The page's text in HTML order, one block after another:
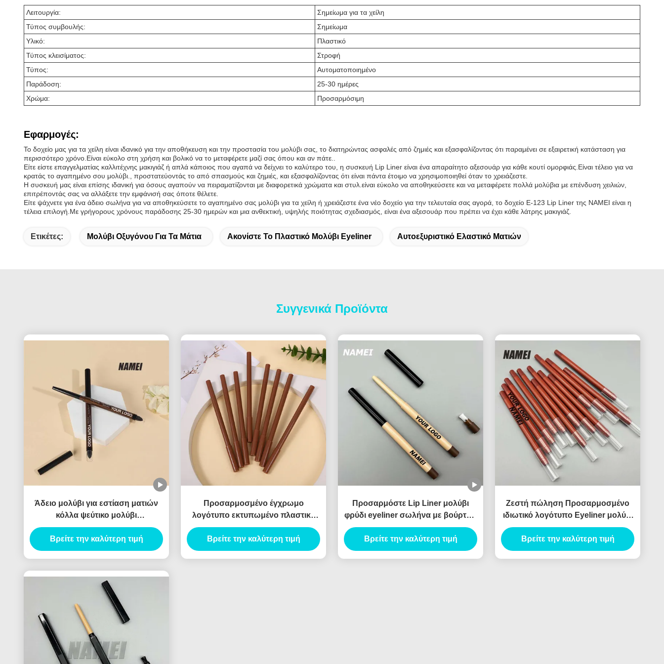
Λειτουργία:
Σημείωμα για τα χείλη
Τύπος συμβουλής:
Σημείωμα
Υλικό:
Πλαστικό
Τύπος κλεισίματος:
Στροφή
Τύπος:
Αυτοματοποιημένο
Παράδοση:
25-30 ημέρες
Χρώμα:
Προσαρμόσιμη
Εφαρμογές:
Το δοχείο μας για τα χείλη είναι ιδανικό για την αποθήκευση και την προστασία του μολύβι σας, το διατηρώντας ασφαλές από ζημιές και εξασφαλίζοντας ότι παραμένει σε εξαιρετική κατάσταση για
περισσότερο χρόνο.Είναι εύκολο στη χρήση και βολικό να το μεταφέρετε μαζί σας όπου και αν πάτε..
Είτε είστε επαγγελματίας καλλιτέχνης μακιγιάζ ή απλά κάποιος που αγαπά να δείχνει το καλύτερο του, η συσκευή Lip Liner είναι ένα απαραίτητο αξεσουάρ για κάθε κουτί ομορφιάς.Είναι τέλειο για να
κρατάς το αγαπημένο σου μολύβι., προστατεύοντάς το από σπασμούς και ζημιές, και εξασφαλίζοντας ότι είναι πάντα έτοιμο να χρησιμοποιηθεί όταν το χρειάζεστε.
Η συσκευή μας είναι επίσης ιδανική για όσους αγαπούν να πειραματίζονται με διαφορετικά χρώματα και στυλ.είναι εύκολο να αποθηκεύσετε και να μεταφέρετε πολλά μολύβια με επένδυση χειλιών,
επιτρέποντάς σας να αλλάξετε την εμφάνισή σας όποτε θέλετε.
Είτε ψάχνετε για ένα άδειο σωλήνα για να αποθηκεύσετε το αγαπημένο σας μολύβι για τα χείλη ή χρειάζεστε ένα νέο δοχείο για την τελευταία σας αγορά, το δοχείο E-123 Lip Liner της NAMEI είναι η
τέλεια επιλογή.Με γρήγορους χρόνους παράδοσης 25-30 ημερών και μια ανθεκτική, υψηλής ποιότητας σχεδιασμός, είναι ένα αξεσουάρ που πρέπει να έχει κάθε λάτρης μακιγιάζ.
Ετικέτες: Μολύβι Οξυγόνου Για Τα Μάτια Ακονίστε Το Πλαστικό Μολύβι Eyeliner Αυτοεξυριστικό Ελαστικό Ματιών
Συγγενικά Προϊόντα
Άδειο μολύβι για εστίαση ματιών
κόλλα ψεύτικο μολύβι
μεταξοσκώληκα αδιάβροχο
ανθεκτικό ζελέ μολύβι για εστίαση
ματιών δοχείο
Βρείτε την καλύτερη τιμή
Προσαρμοσμένο έγχρωμο
λογότυπο εκτυπωμένο πλαστικό
κενό χείλη επένδυση σωλήνα
συσκευασία δοχείο λεπτή lipliner
σωλήνα
Βρείτε την καλύτερη τιμή
Προσαρμόστε Lip Liner μολύβι
φρύδι eyeliner σωλήνα με βούρτσα
lip liner μολύβι δοχείο με τσακιστή
Βρείτε την καλύτερη τιμή
Ζεστή πώληση Προσαρμοσμένο
ιδιωτικό λογότυπο Eyeliner μολύβι
δοχείο Blister μολύβι Slim κενό
χείλος Liner σωλήνα σχεδιαστικό
υλικό
Βρείτε την καλύτερη τιμή